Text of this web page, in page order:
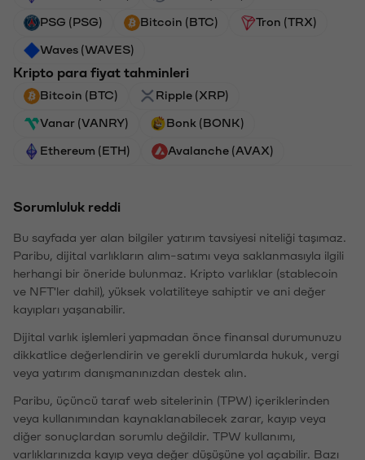
PSG (PSG) Bitcoin (BTC) Tron (TRX)
Waves (WAVES)
Kripto para fiyat tahminleri
Bitcoin (BTC) Ripple (XRP)
Vanar (VANRY) Bonk (BONK)
Ethereum (ETH) Avalanche (AVAX)
Sorumluluk reddi
Bu sayfada yer alan bilgiler yatırım tavsiyesi niteliği taşımaz.
Paribu, dijital varlıkların alım-satımı veya saklanmasıyla ilgili
herhangi bir öneride bulunmaz. Kripto varlıklar (stablecoin
ve NFT'ler dahil), yüksek volatiliteye sahiptir ve ani değer
kayıpları yaşanabilir.
Dijital varlık işlemleri yapmadan önce finansal durumunuzu
dikkatlice değerlendirin ve gerekli durumlarda hukuk, vergi
veya yatırım danışmanınızdan destek alın.
Paribu, üçüncü taraf web sitelerinin (TPW) içeriklerinden
veya kullanımından kaynaklanabilecek zarar, kayıp veya
diğer sonuçlardan sorumlu değildir. TPW kullanımı,
varlıklarınızda kayıp veya değer düşüşüne yol açabilir. Bazı